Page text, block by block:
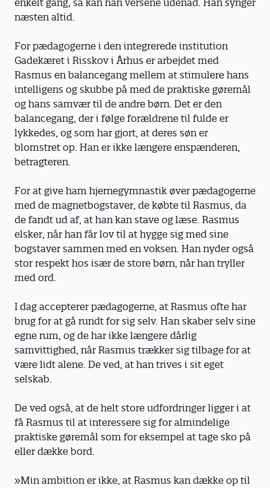
enkelt gang, så kan han versene udenad. Han synger
næsten altid.
For pædagogerne i den integrerede institution
Gadekæret i Risskov i Århus er arbejdet med
Rasmus en balancegang mellem at stimulere hans
intelligens og skubbe på med de praktiske gøremål
og hans samvær til de andre børn. Det er den
balancegang, der i følge forældrene til fulde er
lykkedes, og som har gjort, at deres søn er
blomstret op. Han er ikke længere enspænderen,
betragteren.
For at give ham hjernegymnastik øver pædagogerne
med de magnetbogstaver, de købte til Rasmus, da
de fandt ud af, at han kan stave og læse. Rasmus
elsker, når han får lov til at hygge sig med sine
bogstaver sammen med en voksen. Han nyder også
stor respekt hos især de store børn, når han tryller
med ord.
I dag accepterer pædagogerne, at Rasmus ofte har
brug for at gå rundt for sig selv. Han skaber selv sine
egne rum, og de har ikke længere dårlig
samvittighed, når Rasmus trækker sig tilbage for at
være lidt alene. De ved, at han trives i sit eget
selskab.
De ved også, at de helt store udfordringer ligger i at
få Rasmus til at interessere sig for almindelige
praktiske gøremål som for eksempel at tage sko på
eller dække bord.
»Min ambition er ikke, at Rasmus kan dække op til